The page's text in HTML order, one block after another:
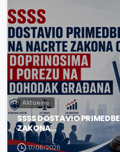
Aktuelno
SSSS DOSTAVIO
ZAKONA…
17/06/2026